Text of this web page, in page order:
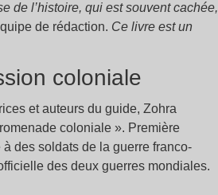
de l’histoire, qui est souvent cachée,
de rédaction. Ce livre est un
coloniale
et auteurs du guide, Zohra
coloniale ». Première
des soldats de la guerre franco-
des deux guerres mondiales.